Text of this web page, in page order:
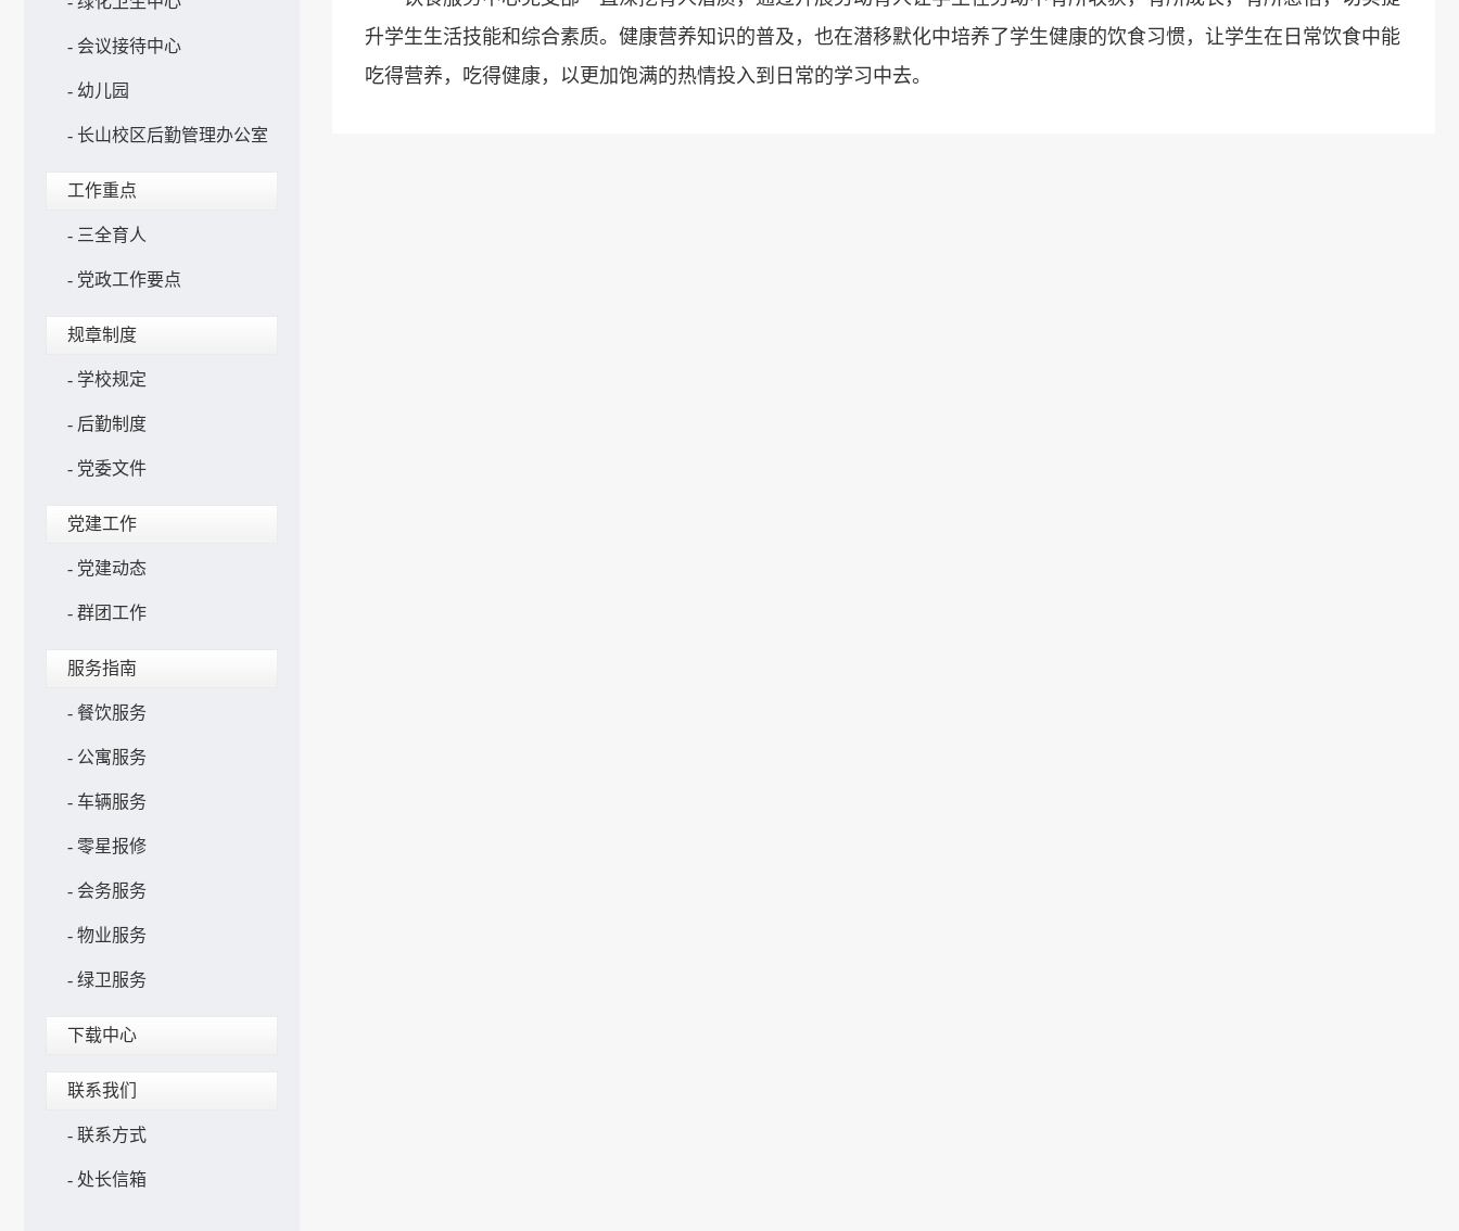
- 会议接待中心
- 幼儿园
- 长山校区后勤管理办公室
工作重点
- 三全育人
- 党政工作要点
规章制度
- 学校规定
- 后勤制度
- 党委文件
党建工作
- 党建动态
- 群团工作
服务指南
- 餐饮服务
- 公寓服务
- 车辆服务
- 零星报修
- 会务服务
- 物业服务
- 绿卫服务
下载中心
联系我们
- 联系方式
- 处长信箱
升学生生活技能和综合素质。健康营养知识的普及，也在潜移默化中培养了学生健康的饮食习惯，让学生在日常饮食中能
吃得营养，吃得健康，以更加饱满的热情投入到日常的学习中去。